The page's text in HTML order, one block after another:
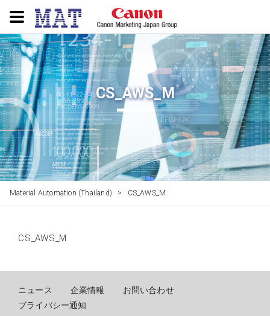
CS_AWS_M
Material Automation (Thailand) > CS_AWS_M
CS_AWS_M
ニュース 企業情報
お問い合わせ
プライバシー通知